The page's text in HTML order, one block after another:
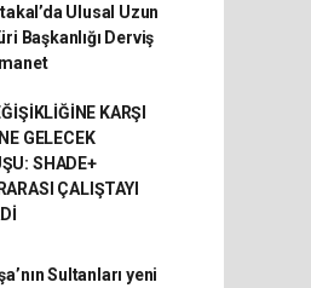
Ulusal Uzun
Başkanlığı Derviş
KARŞI
GELECEK
SHADE+
ÇALIŞTAYI
Sultanları yeni